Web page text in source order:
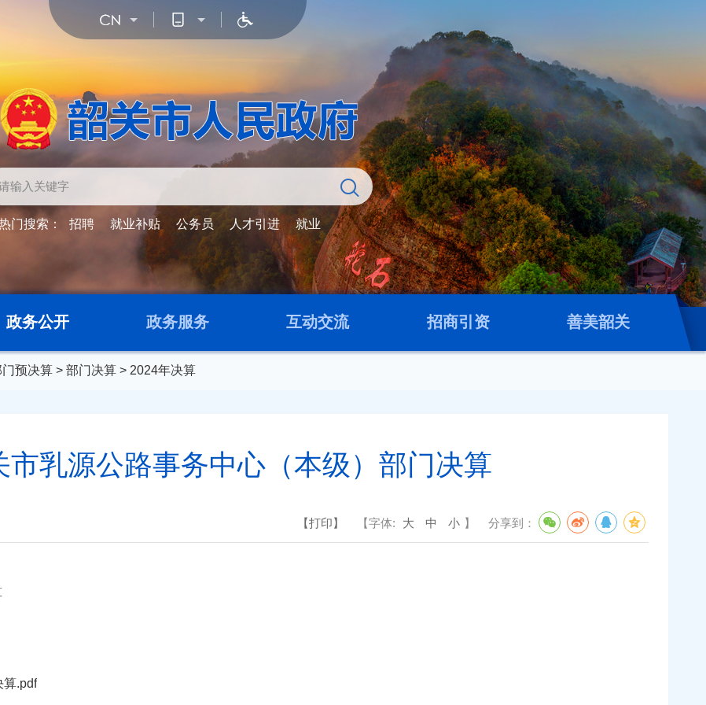
门搜索： 招聘 就业补贴 公务员 人才引进 就业
政务公开 政务服务 互动交流 招商引资 善美韶关
门预决算 > 部门决算 > 2024年决算
市乳源公路事务中心（本级）部门决算
【打印】 【字体: 大 中 小 】 分享到：
算.pdf